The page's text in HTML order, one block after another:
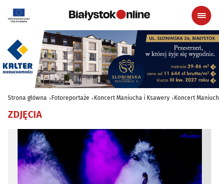
Strona główna Fotoreportaże Koncert Maniucha i Ksawery Koncert
ZDJĘCIA